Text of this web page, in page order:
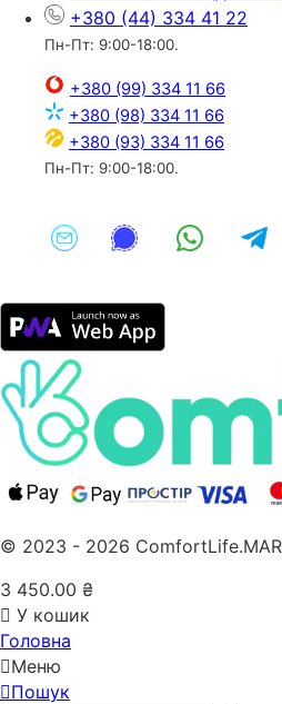
+380 (44) 334 41 22
Пн-Пт: 9:00-18:00.
+380 (99) 334 11 66
+380 (98) 334 11 66
+380 (93) 334 11 66
Пн-Пт: 9:00-18:00.
© 2023 - 2026
3 450.00 ₴
У кошик
Головна
Меню
Пошук